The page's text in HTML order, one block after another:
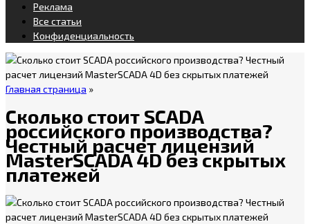
Реклама
Все статьи
Конфиденциальность
Главная страница »
Сколько стоит SCADA
российского производства?
Честный расчет лицензий
MasterSCADA 4D без скрытых
платежей